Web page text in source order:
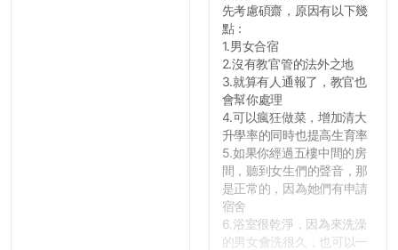
先考慮碩齋，原因有以下幾
點：
1.男女合宿
2.沒有教官管的法外之地
3.就算有人通報了，教官也
會幫你處理
4.可以瘋狂做菜，增加清大
升學率的同時也提高生育率
5.如果你經過五樓中間的房
間，聽到女生們的聲音，那
是正常的，因為她們有申請
宿舍
6.浴室很乾淨，因為來洗澡
的男女會洗很久，也可以一